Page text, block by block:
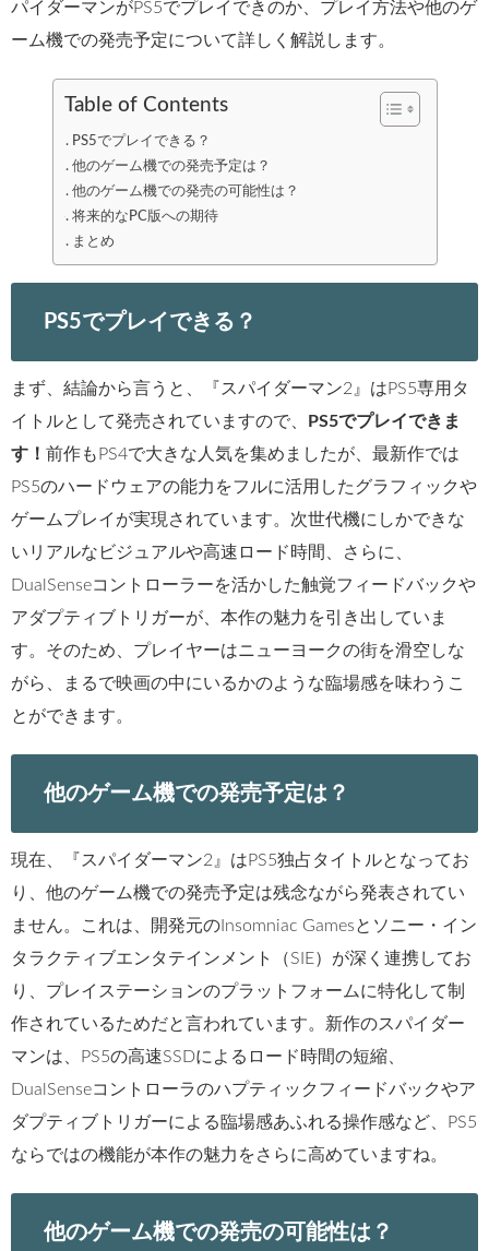
パイダーマンがPS5でプレイできのか、プレイ方法や他のゲ
ーム機での発売予定について詳しく解説します。
Table of Contents
PS5でプレイできる？
他のゲーム機での発売予定は？
他のゲーム機での発売の可能性は？
将来的なPC版への期待
まとめ
PS5でプレイできる？
まず、結論から言うと、『スパイダーマン2』はPS5専用タ
イトルとして発売されていますので、
PS5でプレイできま
す！ 前作もPS4で大きな人気を集めましたが、最新作では
PS5のハードウェアの能力をフルに活用したグラフィックや
ゲームプレイが実現されています。次世代機にしかできな
いリアルなビジュアルや高速ロード時間、さらに、
DualSenseコントローラーを活かした触覚フィードバックや
アダプティブトリガーが、本作の魅力を引き出していま
す。そのため、プレイヤーはニューヨークの街を滑空しな
がら、まるで映画の中にいるかのような臨場感を味わうこ
とができます。
他のゲーム機での発売予定は？
現在、『スパイダーマン2』はPS5独占タイトルとなってお
り、他のゲーム機での発売予定は残念ながら発表されてい
ません。これは、開発元のInsomniac Gamesとソニー・イン
タラクティブエンタテインメント（SIE）が深く連携してお
り、プレイステーションのプラットフォームに特化して制
作されているためだと言われています。新作のスパイダー
マンは、PS5の高速SSDによるロード時間の短縮、
DualSenseコントローラのハプティックフィードバックやア
ダプティブトリガーによる臨場感あふれる操作感など、PS5
ならではの機能が本作の魅力をさらに高めていますね。
他のゲーム機での発売の可能性は？